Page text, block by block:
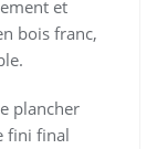
et
bois franc,
plancher
fini final